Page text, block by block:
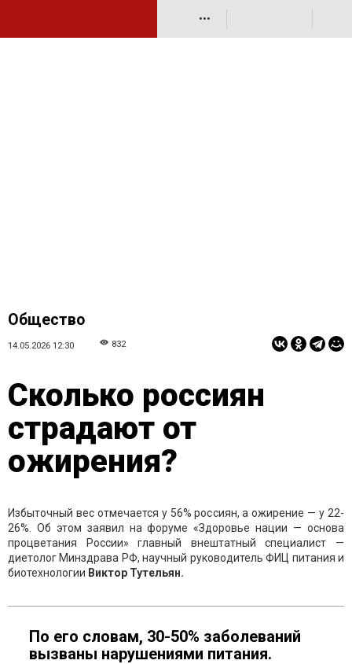
•••
Общество
14.05.2026 12:30 832
Сколько россиян
страдают от
ожирения?
Избыточный вес отмечается у 56% россиян, а ожирение — у 22-
26%. Об этом заявил на форуме «Здоровье нации — основа
процветания России» главный внештатный специалист —
диетолог Минздрава РФ, научный руководитель ФИЦ питания и
биотехнологии Виктор Тутельян.
По его словам, 30-50% заболеваний
вызваны нарушениями питания.